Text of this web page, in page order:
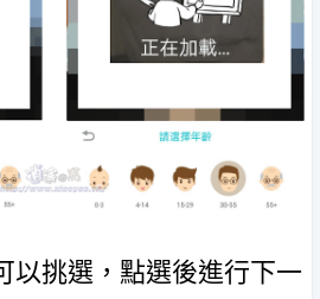
以挑選，點選後進行下一